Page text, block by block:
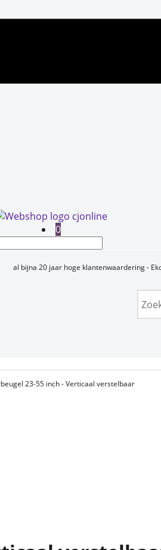
0
al bijna 20 jaar hoge klantenwaardering -
23-55 inch - Verticaal verstelbaar